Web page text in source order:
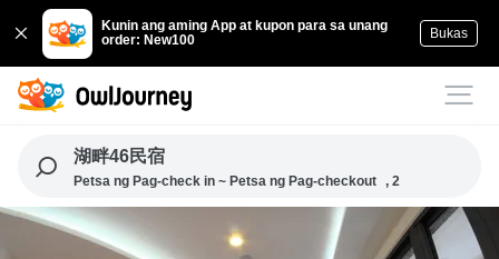
Kunin ang aming App at kupon para sa unang
order: New100
Bukas
湖畔46民宿
Petsa ng Pag-check in ~ Petsa ng Pag-checkout , 2